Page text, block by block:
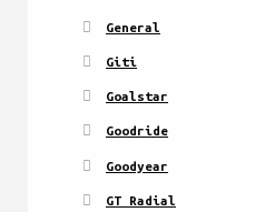
General
Giti
Goalstar
Goodride
Goodyear
GT Radial